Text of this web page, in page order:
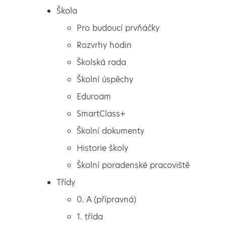
Pro budoucí prvňáčky
Rozvrhy hodin
Školská rada
Škola
Pro budoucí prvňáčky
Rozvrhy hodin
Školská rada
Školní úspěchy
Eduroam
SmartClass+
Školní dokumenty
Historie školy
Školní poradenské pracoviště
Třídy
0. A (přípravná)
1. třída
Výlet ZOO Zájezd